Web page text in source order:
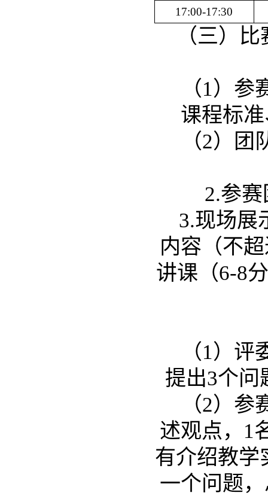
17:00-17:30
（三）
（1）
课程标
（2）
2.参
3.现场展
内容（不
讲课（6-8
（1）
提出3个问
（2）
述观点，1
有介绍教学
一个问题